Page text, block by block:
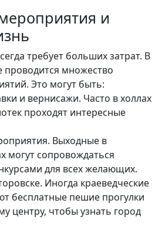
и
требует больших затрат. В
проводится множество
Это могут быть:
и вернисажи. Часто в холлах
проходят интересные
Выходные в
могут сопровождаться
для всех желающих.
Иногда краеведческие
бесплатные пешие прогулки
центру, чтобы узнать город